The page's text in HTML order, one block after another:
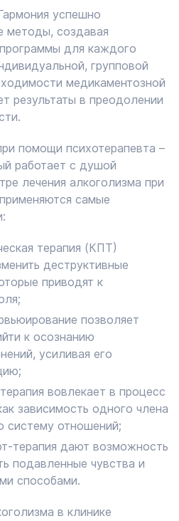
успешно
методы, создавая
для каждого
групповой
медикаментозной
результаты в преодолении
помощи психотерапевта –
работает с душой
лечения алкоголизма при
самые
терапия (КПТ)
деструктивные
приводят к
позволяет
к осознанию
усиливая его
вовлекает в процесс
зависимость одного члена
систему отношений;
терапия дают возможность
подавленные чувства и
способами.
в клинике